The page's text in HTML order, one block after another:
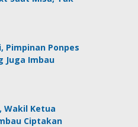
Pimpinan Ponpes
Juga Imbau
Wakil Ketua
Ciptakan